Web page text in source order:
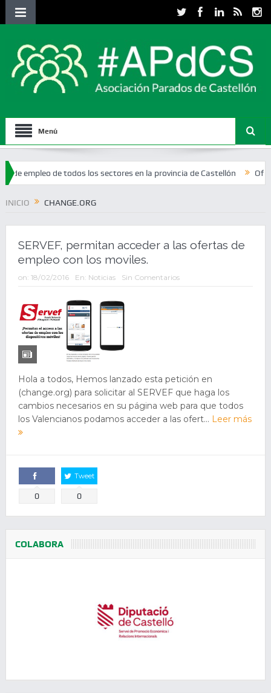
Menú
de todos los sectores en la provincia de Castellón Ofertas de
INICIO CHANGE.ORG
SERVEF, permitan acceder a las ofertas de
empleo con los moviles.
on: 18/02/2016 En: Noticias Sin Comentarios
Hola a todos, Hemos lanzado esta petición en
(change.org) para solicitar al SERVEF que haga los
cambios necesarios en su página web para que todos
los Valencianos podamos acceder a las ofert... Leer más
Comparte
0
Tweet
0
COLABORA